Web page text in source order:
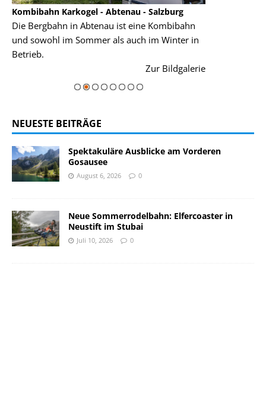
Kombibahn Karkogel - Abtenau - Salzburg
Die Bergbahn in Abtenau ist eine Kombibahn
und sowohl im Sommer als auch im Winter in
Betrieb.
Zur Bildgalerie
NEUESTE BEITRÄGE
Spektakuläre Ausblicke am Vorderen
Gosausee
August 6, 2026 0
Neue Sommerrodelbahn: Elfercoaster in
Neustift im Stubai
Juli 10, 2026 0